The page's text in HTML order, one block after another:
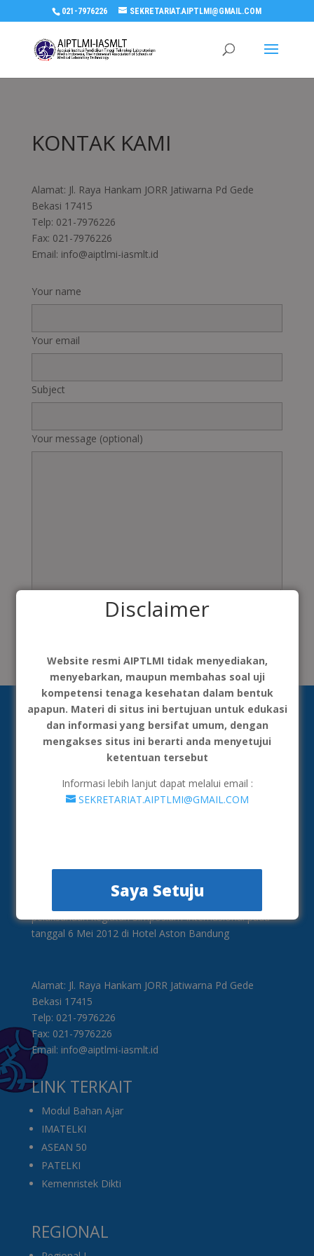
021-7976226 SEKRETARIAT.AIPTLMI@GMAIL.COM
KONTAK KAMI
Alamat: Jl. Raya Hankam JORR Jatiwarna Pd Gede
Bekasi 17415
Telp: 021-7976226
Fax: 021-7976226
Email: info@aiptlmi-iasmlt.id
Your name
Your email
Subject
Your message (optional)
Laboratorium Medik yang semula bernama AIPTAKI
(Asosiasi Institusi Pendidikan Teinggi Analis
Kesehatan). Pembentukan asosiasi ini dimulai ketika
pelaksanaan kegiatan Simposium Internasional pada
tanggal 6 Mei 2012 di Hotel Aston Bandung
Alamat: Jl. Raya Hankam JORR Jatiwarna Pd Gede
Bekasi 17415
Telp: 021-7976226
Fax: 021-7976226
Email: info@aiptlmi-iasmlt.id
LINK TERKAIT
Modul Bahan Ajar
IMATELKI
ASEAN 50
PATELKI
Kemenristek Dikti
REGIONAL
Disclaimer
Website resmi AIPTLMI tidak menyediakan,
menyebarkan, maupun membahas soal uji
kompetensi tenaga kesehatan dalam bentuk
apapun. Materi di situs ini bertujuan untuk edukasi
dan informasi yang bersifat umum, dengan
mengakses situs ini berarti anda menyetujui
ketentuan tersebut
Informasi lebih lanjut dapat melalui email :
SEKRETARIAT.AIPTLMI@GMAIL.COM
Saya Setuju